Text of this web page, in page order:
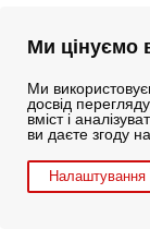
Ми цінуємо
Ми
досвід
вміст і
ви даєте згоду
Налаштування